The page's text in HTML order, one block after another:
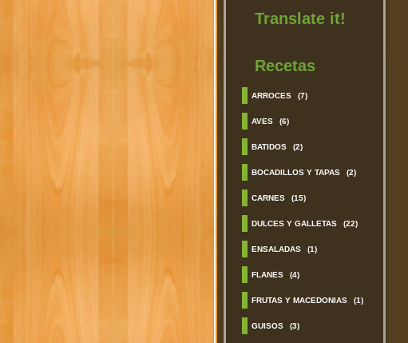
Translate it!
Recetas
ARROCES (7)
AVES (6)
BATIDOS (2)
BOCADILLOS Y TAPAS (2)
CARNES (15)
DULCES Y GALLETAS (22)
ENSALADAS (1)
FLANES (4)
FRUTAS Y MACEDONIAS (1)
GUISOS (3)